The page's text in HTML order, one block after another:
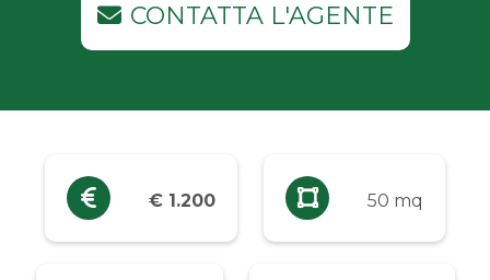
CONTATTA L'AGENTE
€ 1.200 50 mq
Industriali
Prezzo
Qualsiasi